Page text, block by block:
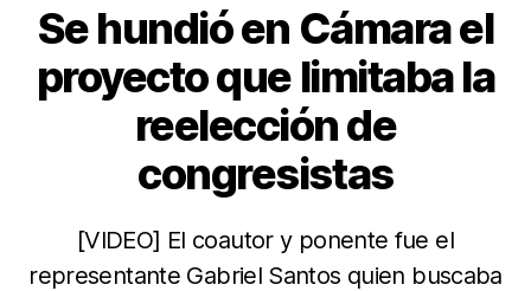
Se hundió en Cámara el
proyecto que limitaba la
reelección de
congresistas
[VIDEO] El coautor y ponente fue el
representante Gabriel Santos quien buscaba